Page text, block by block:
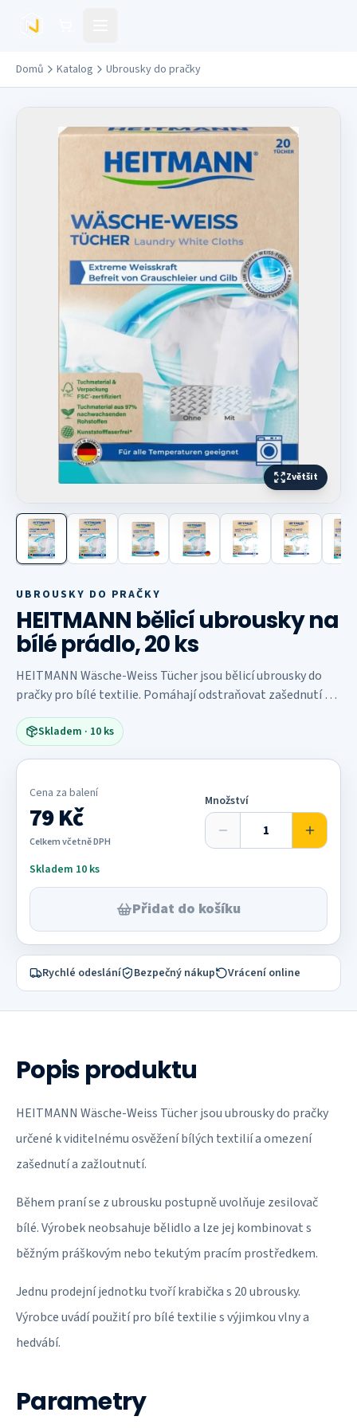
Přejít na hlavní obsah
Domů Katalog Ubrousky do pračky
Zvětšit
Další fotografie
UBROUSKY DO PRAČKY
HEITMANN bělicí ubrousky na
bílé prádlo, 20 ks
HEITMANN Wäsche-Weiss Tücher jsou bělicí ubrousky do
pračky pro bílé textilie. Pomáhají odstraňovat zašednutí a
zažloutnutí; jedna spotřebitelská krabička obsahuje 20
ubrousků.
Skladem · 10 ks
Cena za balení
79 Kč
Celkem včetně DPH
Množství
Skladem 10 ks
Přidat do košíku
Rychlé odeslání Bezpečný nákup Vrácení online
Popis produktu
HEITMANN Wäsche-Weiss Tücher jsou ubrousky do pračky
určené k viditelnému osvěžení bílých textilií a omezení
zašednutí a zažloutnutí.
Během praní se z ubrousku postupně uvolňuje zesilovač
bílé. Výrobek neobsahuje bělidlo a lze jej kombinovat s
běžným práškovým nebo tekutým pracím prostředkem.
Jednu prodejní jednotku tvoří krabička s 20 ubrousky.
Výrobce uvádí použití pro bílé textilie s výjimkou vlny a
hedvábí.
Parametry